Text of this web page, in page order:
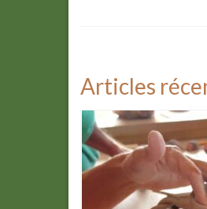
Articles